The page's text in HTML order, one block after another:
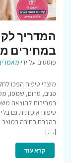
המדריך
במחירים
פוסטים על ידי
מוצרי טיפוח הפכו
פנים, סרום, שמפו,
במהירות להוצאה
טיפוח איכותית גם
בהכרח בחירה במוצר
[…]
קרא עוד